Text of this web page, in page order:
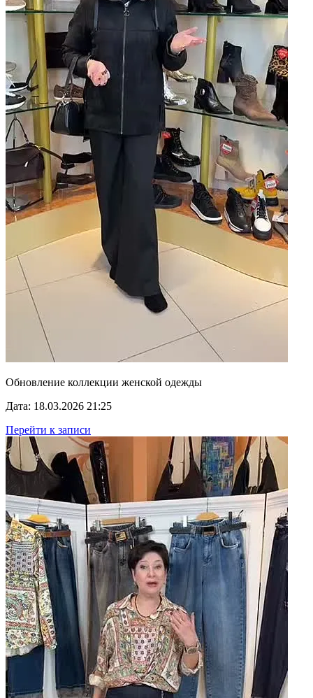
Обновление коллекции женской одежды
Дата: 18.03.2026 21:25
Перейти к записи